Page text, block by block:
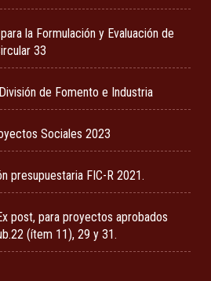
la Formulación y Evaluación de
33
de Fomento e Industria
Sociales 2023
presupuestaria FIC-R 2021.
post, para proyectos aprobados
(ítem 11), 29 y 31.